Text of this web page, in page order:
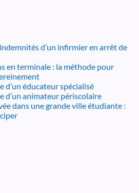
d’un infirmier en arrêt de
en terminale : la méthode pour
d’un éducateur spécialisé
d’un animateur périscolaire
dans une grande ville étudiante :